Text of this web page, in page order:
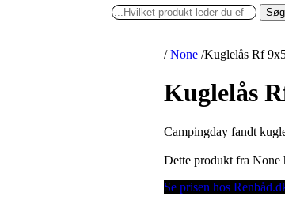
Søg
/ None /Kuglelås Rf
Kuglelås
Campingday fandt
Dette produkt fra None
Se prisen hos